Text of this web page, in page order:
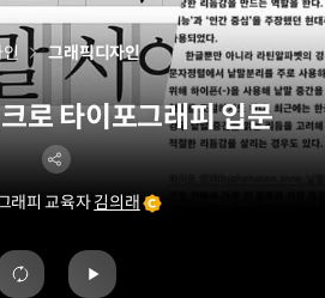
로 타이포그래피 입문
래피 교육자김의래
그래픽디자인